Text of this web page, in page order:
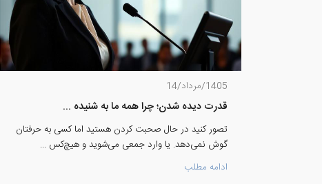
1405/مرداد/14
قدرت دیده شدن؛ چرا همه ما به شنیده ...
تصور کنید در حال صحبت کردن هستید اما کسی به حرفتان
گوش نمی‌دهد. یا وارد جمعی می‌شوید و هیچ‌کس ...
ادامه مطلب